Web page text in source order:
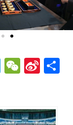
Telegram
WeChat
Sina